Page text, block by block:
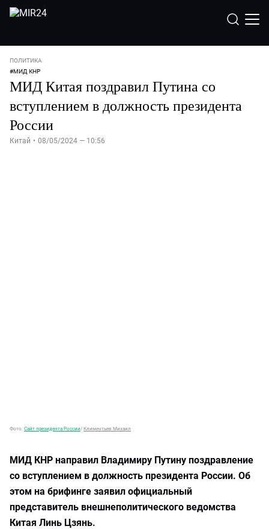
ПОЛИТИКА
#МИД КНР
МИД Китая поздравил Путина со
вступлением в должность президента
России
Китай • 08/05/2024 — 10:56
Фото: Сайт президента России/ Климентьев Михаил
МИД КНР направил Владимиру Путину поздравление
со вступлением в должность президента России. Об
этом на брифинге заявил официальный
представитель внешнеполитического ведомства
Китая Линь Цзянь.